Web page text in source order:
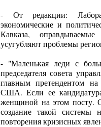
- От редакции:
экономические и
Кавказа, оправдываемые
усугубляют проблемы
- "Маленькая леди с
председателя совета
главным претендентом
США. Если ее
женщиной на этом посту.
создание такой системы
повторения кризисных